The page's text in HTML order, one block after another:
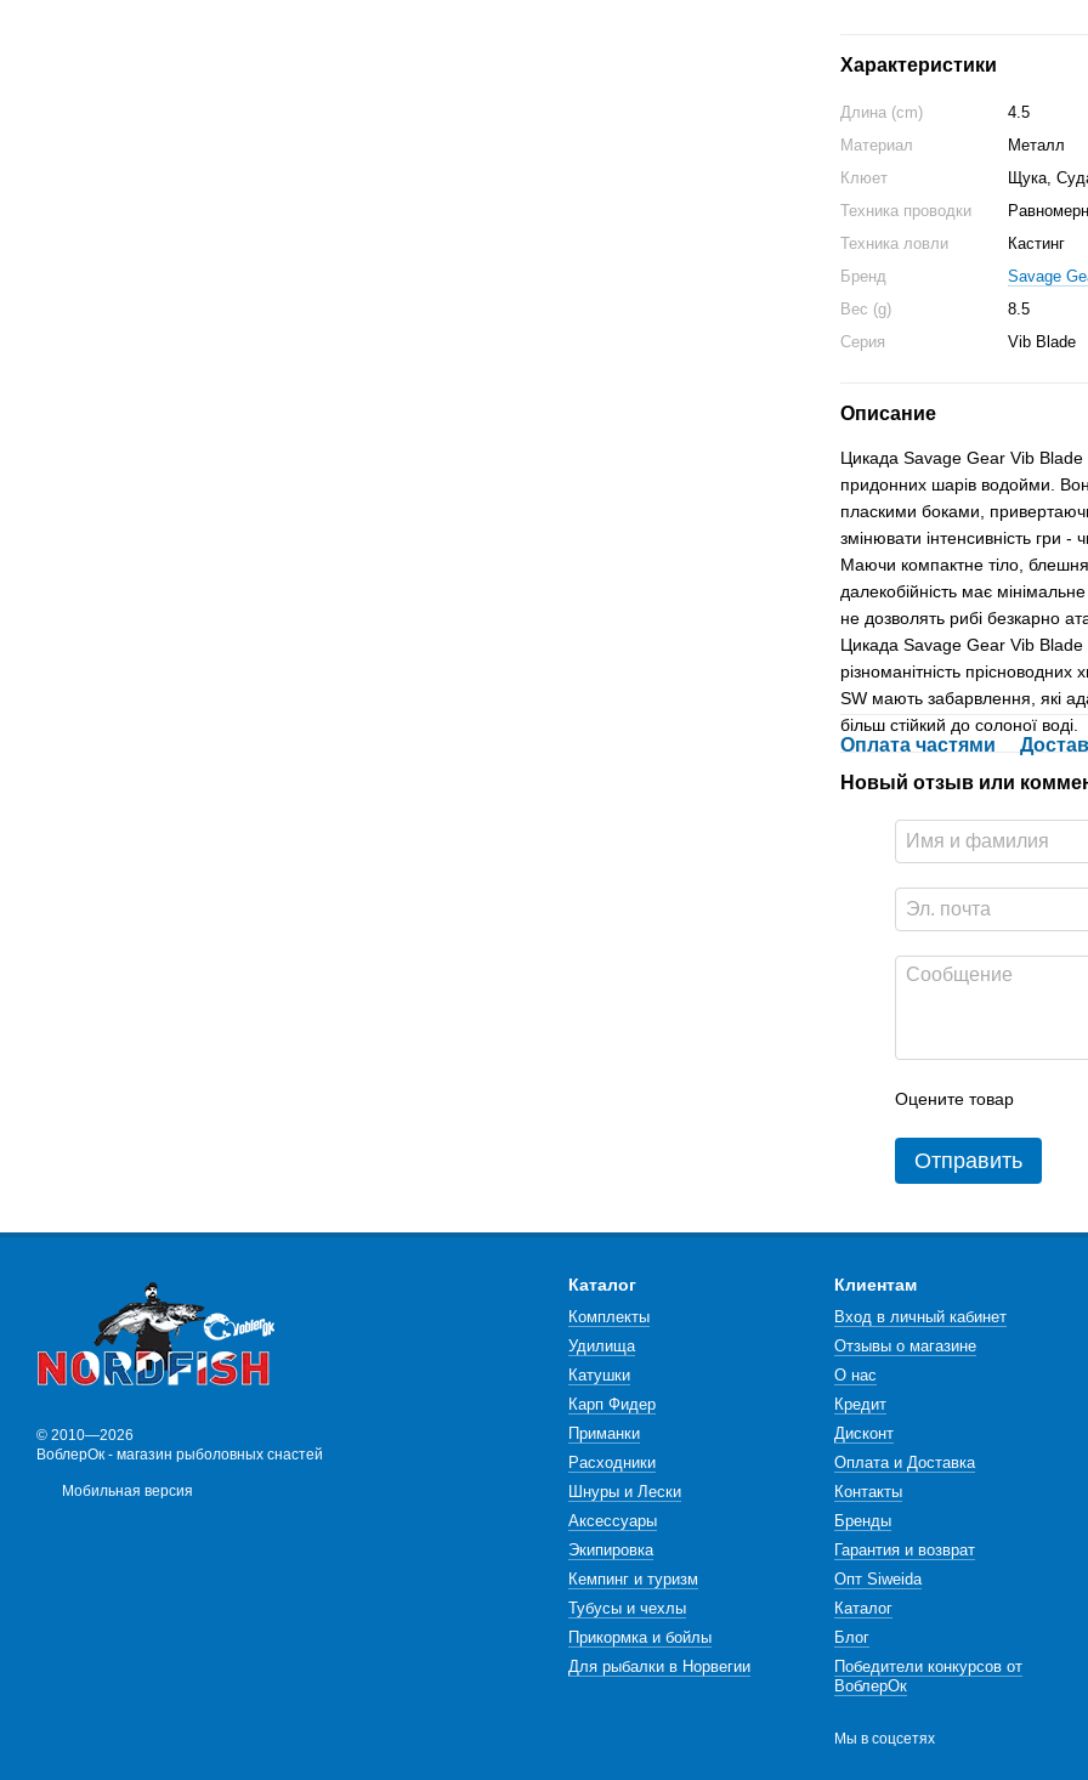
Характеристики
Длина (cm)
4.5
Материал
Металл
Клюет
Щука,
Техника проводки
Техника ловли
Кастинг
Бренд
Savage
Вес (g)
8.5
Серия
Vib Blade
Описание
Цикада Savage Gear Vib Blade
придонних шарів водойми.
пласкими боками,
змінювати інтенсивність гри -
Маючи компактне тіло, блешня
далекобійність має
не дозволять рибі безкарно
Цикада Savage Gear Vib Blade
різноманітність
SW мають забарвлення, які
більш стійкий до солоної воді.
Оплата частями
Новый отзыв или
Оцените товар
Отправить
© 2010—2026
ВоблерОк - магазин рыболовных снастей
Мобильная версия
Каталог
Комплекты
Удилища
Катушки
Карп Фидер
Приманки
Расходники
Шнуры и Лески
Аксессуары
Экипировка
Кемпинг и туризм
Тубусы и чехлы
Прикормка и бойлы
Для рыбалки в Норвегии
Клиентам
Вход в личный кабинет
Отзывы о магазине
О нас
Кредит
Дисконт
Оплата и Доставка
Контакты
Бренды
Гарантия и возврат
Опт Siweida
Каталог
Блог
Победители конкурсов от
ВоблерОк
Мы в соцсетях